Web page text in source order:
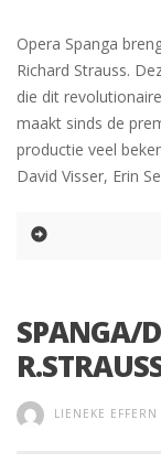
Opera Spanga
Richard Strauss.
die dit
maakt sinds de
productie veel
David Visser, Erin
SPANGA/
LIENEKE EFFERN